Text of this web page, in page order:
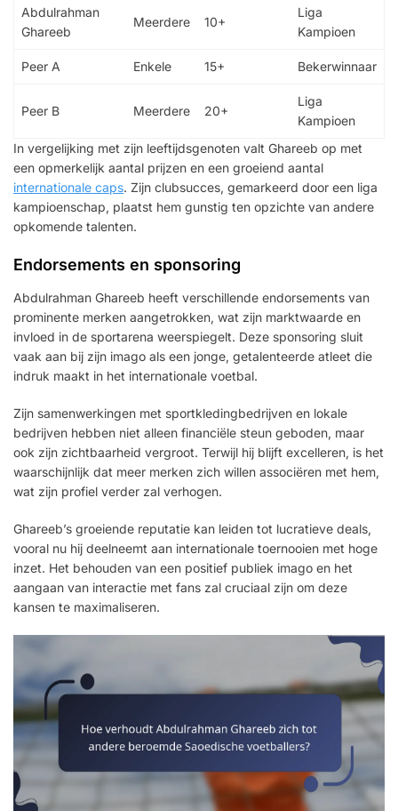
Abdulrahman
Ghareeb
Meerdere 10+
Liga
Kampioen
Peer A Enkele 15+ Bekerwinnaar
Peer B Meerdere 20+
Liga
Kampioen
In vergelijking met zijn leeftijdsgenoten valt Ghareeb op met
een opmerkelijk aantal prijzen en een groeiend aantal
internationale caps. Zijn clubsucces, gemarkeerd door een liga
kampioenschap, plaatst hem gunstig ten opzichte van andere
opkomende talenten.
Endorsements en sponsoring
Abdulrahman Ghareeb heeft verschillende endorsements van
prominente merken aangetrokken, wat zijn marktwaarde en
invloed in de sportarena weerspiegelt. Deze sponsoring sluit
vaak aan bij zijn imago als een jonge, getalenteerde atleet die
indruk maakt in het internationale voetbal.
Zijn samenwerkingen met sportkledingbedrijven en lokale
bedrijven hebben niet alleen financiële steun geboden, maar
ook zijn zichtbaarheid vergroot. Terwijl hij blijft excelleren, is het
waarschijnlijk dat meer merken zich willen associëren met hem,
wat zijn profiel verder zal verhogen.
Ghareeb’s groeiende reputatie kan leiden tot lucratieve deals,
vooral nu hij deelneemt aan internationale toernooien met hoge
inzet. Het behouden van een positief publiek imago en het
aangaan van interactie met fans zal cruciaal zijn om deze
kansen te maximaliseren.